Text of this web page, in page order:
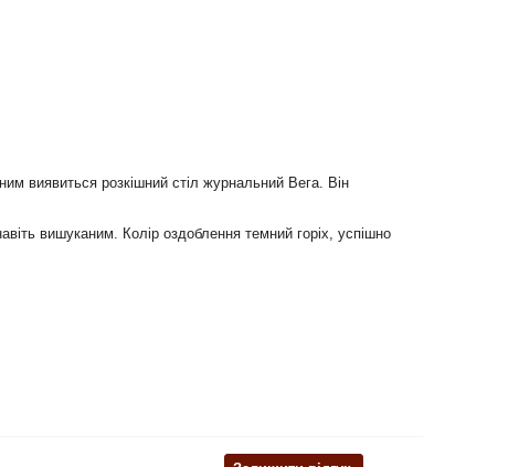
виявиться розкішний стіл журнальний Вега. Він
вишуканим. Колір оздоблення темний горіх, успішно